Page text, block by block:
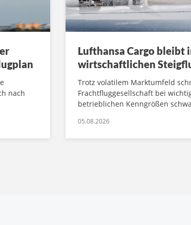
nach
Lufthansa Cargo bleibt
wirtschaftlichen
Trotz volatilem Marktumfeld
Frachtfluggesellschaft bei
betrieblichen Kenngrößen
05.08.2026